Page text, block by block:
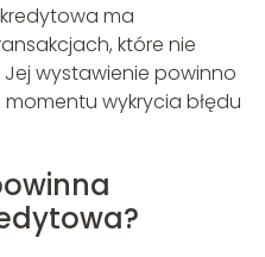
ma
które nie
wystawienie powinno
wykrycia błędu